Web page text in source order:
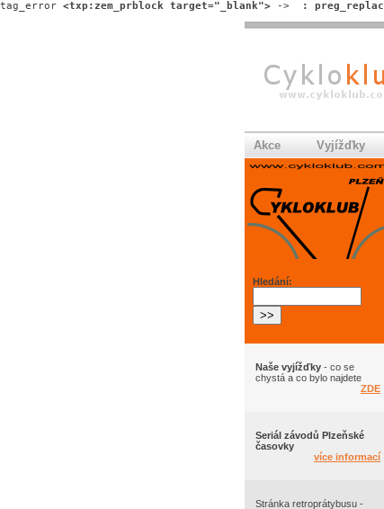
tag_error <txp:zem_prblock target="_blank"> -> :
Akce Vyjížďky
Hledání:
Naše vyjížďky - co se
chystá a co bylo najdete
ZDE
Seriál závodů Plzeňské
časovky
více informací
Stránka retroprátybusu -